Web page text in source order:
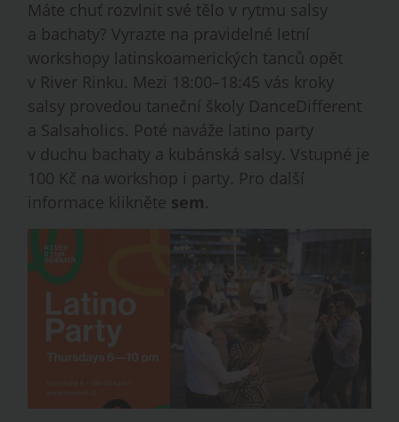
Máte chuť rozvlnit své tělo v rytmu salsy
a bachaty? Vyrazte na pravidelné letní
workshopy latinskoamerických tanců opět
v River Rinku. Mezi 18:00–18:45 vás kroky
salsy provedou taneční školy DanceDifferent
a Salsaholics. Poté naváže latino party
v duchu bachaty a kubánská salsy. Vstupné je
100 Kč na workshop i party. Pro další
informace klikněte sem.